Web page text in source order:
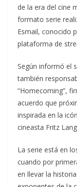
de la era del cine
formato serie
Esmail, conocido
plataforma de
Según informó el
también
“Homecoming”,
acuerdo que
inspirada en la
cineasta Fritz
La serie está en
cuando por
en llevar la